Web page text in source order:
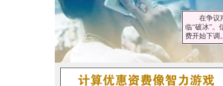
在争议声
临“破冰”。
费开始下调